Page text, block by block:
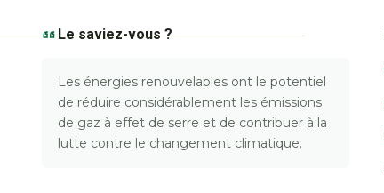
Le saviez-vous ?
Les énergies renouvelables ont le potentiel
de réduire considérablement les émissions
de gaz à effet de serre et de contribuer à la
lutte contre le changement climatique.